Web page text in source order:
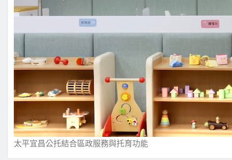
太平宜昌公托結合區政服務與托育功能